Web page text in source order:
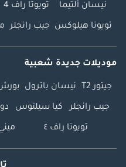
نيسان ألتيما تويوتا راف 4
تويوتا هيلوكس جيب رانجلر
موديلات جديدة شعبية
جيتور T2 نيسان باترول بورش
جيب رانجلر كيا سيلتوس
تويوتا راف ٤